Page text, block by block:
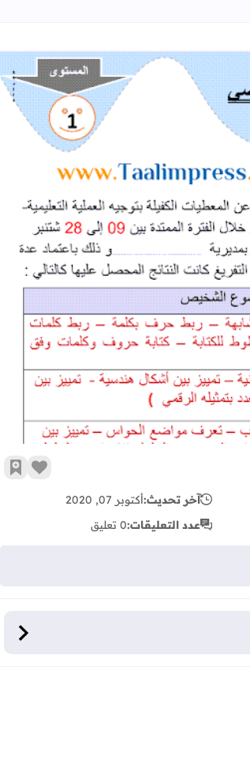
للمستوى الأول ابتدائي
زر
آخر تحديث:أكتوبر 07, 2020
عدد التعليقات:0 تعليق